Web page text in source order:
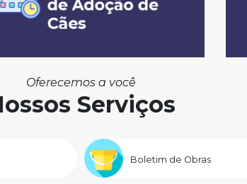
Oferecemos a você
Serviços
Boletim de Obras